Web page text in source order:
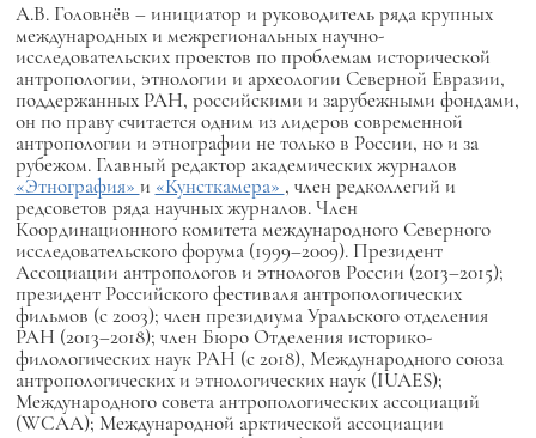
А.В. Головнёв – инициатор и руководитель ряда крупных
международных и межрегиональных научно-
исследовательских проектов по проблемам исторической
антропологии, этнологии и археологии Северной Евразии,
поддержанных РАН, российскими и зарубежными фондами,
он по праву считается одним из лидеров современной
антропологии и этнографии не только в России, но и за
рубежом. Главный редактор академических журналов
«Этнография» и «Кунсткамера» , член редколлегий и
редсоветов ряда научных журналов.Член
Координационного комитета международного Северного
исследовательского форума (1999–2009). Президент
Ассоциации антропологов и этнологов России (2013–2015);
президент Российского фестиваля антропологических
фильмов (с 2003); член президиума Уральского отделения
РАН (2013–2018); член Бюро Отделения историко-
филологических наук РАН (с 2018), Международного союза
антропологических и этнологических наук (IUAES);
Международного совета антропологических ассоциаций
(WCAA); Международной арктической ассоциации